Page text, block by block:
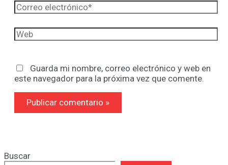
Correo
electrónico*
Web
Guarda mi nombre, correo electrónico y web en
este navegador para la próxima vez que comente.
Buscar